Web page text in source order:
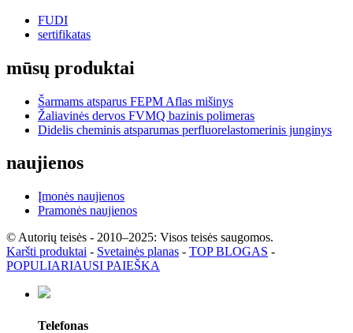
FUDI
sertifikatas
mūsų produktai
Šarmams atsparus FEPM Aflas mišinys
Žaliavinės dervos FVMQ bazinis polimeras
Didelis cheminis atsparumas perfluorelastomerinis junginys
naujienos
Įmonės naujienos
Pramonės naujienos
© Autorių teisės - 2010–2025: Visos teisės saugomos.
Karšti produktai - Svetainės planas - TOP BLOGAS -
POPULIARIAUSI PAIEŠKA
Telefonas